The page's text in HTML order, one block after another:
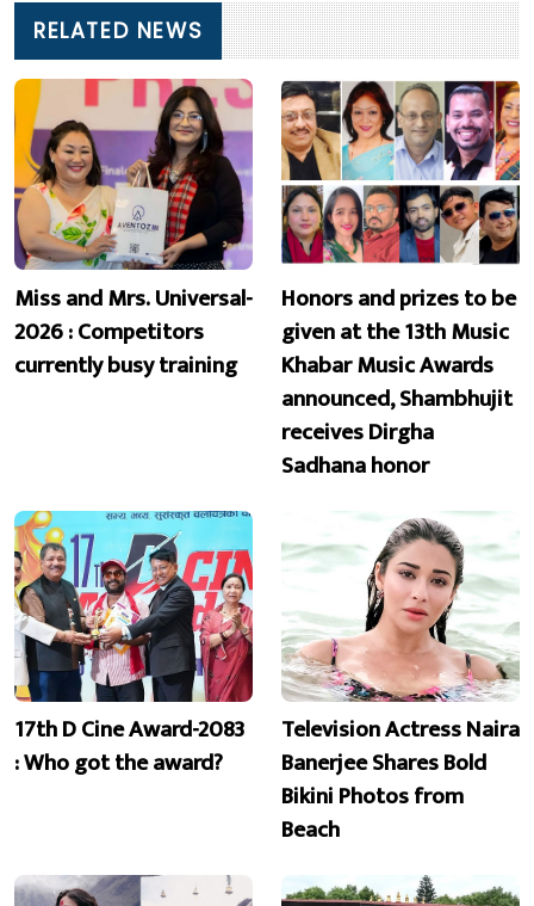
RELATED NEWS
Miss and Mrs. Universal-
2026 : Competitors
currently busy training
Honors and prizes to be
given at the 13th Music
Khabar Music Awards
announced, Shambhujit
receives Dirgha
Sadhana honor
17th D Cine Award-2083
: Who got the award?
Television Actress Naira
Banerjee Shares Bold
Bikini Photos from
Beach